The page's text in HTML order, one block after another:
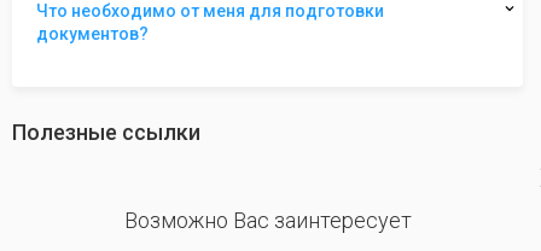
Что необходимо от меня для подготовки
документов?
Полезные ссылки
Возможно Вас заинтересует